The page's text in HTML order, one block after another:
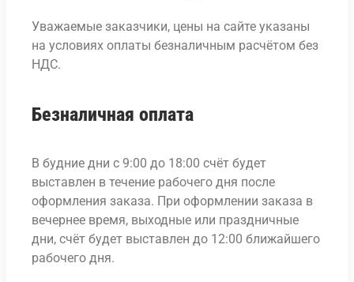
Уважаемые заказчики, цены на сайте указаны
на условиях оплаты безналичным расчётом без
НДС.
Безналичная оплата
В будние дни с 9:00 до 18:00 счёт будет
выставлен в течение рабочего дня после
оформления заказа. При оформлении заказа в
вечернее время, выходные или праздничные
дни, счёт будет выставлен до 12:00 ближайшего
рабочего дня.